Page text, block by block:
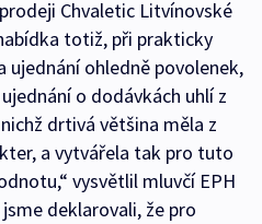
Chvaletic Litvínovské
totiž, při prakticky
ohledně povolenek,
o dodávkách uhlí z
drtivá většina měla z
a vytvářela tak pro tuto
vysvětlil mluvčí EPH
jsme deklarovali, že pro